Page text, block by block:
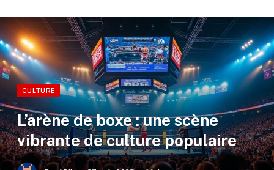
CULTURE
L’arène de boxe : une scène
vibrante de culture populaire